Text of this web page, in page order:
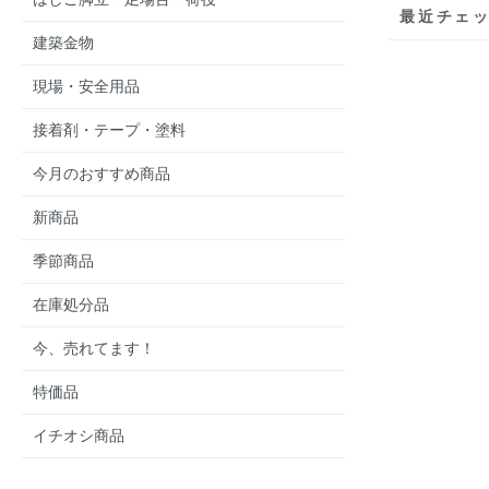
建築金物
現場・安全用品
接着剤・テープ・塗料
今月のおすすめ商品
新商品
季節商品
在庫処分品
今、売れてます！
特価品
イチオシ商品
最近チェ